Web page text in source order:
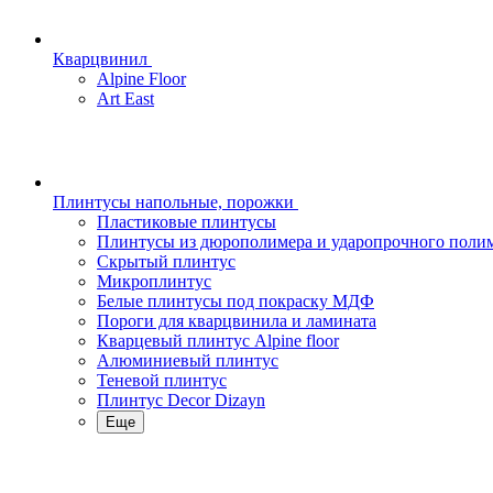
Кварцвинил
Alpine Floor
Art East
Плинтусы напольные, порожки
Пластиковые плинтусы
Плинтусы из дюрополимера и ударопрочного
Скрытый плинтус
Микроплинтус
Белые плинтусы под покраску МДФ
Пороги для кварцвинила и ламината
Кварцевый плинтус Alpine floor
Алюминиевый плинтус
Теневой плинтус
Плинтус Decor Dizayn
Еще